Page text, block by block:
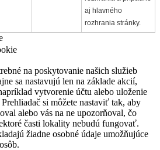
aj hlavného
rozhrania stránky.
na poskytovanie našich služieb
sa nastavujú len na základe akcií,
vytvorenie účtu alebo uloženie
si môžete nastaviť tak, aby
alebo vás na ne upozorňoval, čo
časti lokality nebudú fungovať.
žiadne osobné údaje umožňujúce